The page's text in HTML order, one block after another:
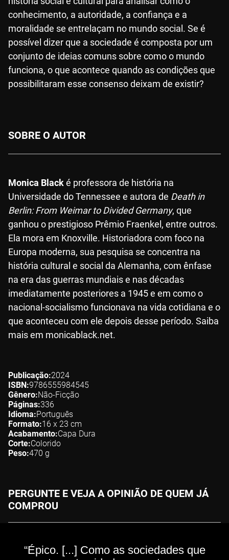
conhecimento, a autoridade, a confiança e a
moralidade se entrelaçam no mundo social. Se é
possível dizer que a sociedade é composta por um
conjunto de ideias comuns sobre como o mundo
funciona, o que acontece quando as condições que
possibilitaram esse consenso deixam de existir?
SOBRE O AUTOR
Monica Blacké professora de história na
Universidade do Tennessee e autora de Death in
Berlin: From Weimar to Divided Germany, que
ganhou o prestigioso Prêmio Fraenkel, entre outros.
Ela mora em Knoxville. Historiadora com foco na
Europa moderna, sua pesquisa se concentra na
história cultural e social da Alemanha, com ênfase
na era das guerras mundiais e nas décadas
imediatamente posteriores a 1945 e em como o
nacional-socialismo funcionava na vida cotidiana e o
que aconteceu com ele depois desse período. Saiba
mais em monicablack.net.
Publicação 2024
ISBN 9786555984545
Gênero Não-Ficção
Páginas 336
Idioma Português
Formato 16 x 23 cm
Acabamento Capa Dura
Corte Colorido
Peso 470 g
PERGUNTE E VEJA A OPINIÃO DE QUEM JÁ
COMPROU
“Épico. [...] Como as sociedades que